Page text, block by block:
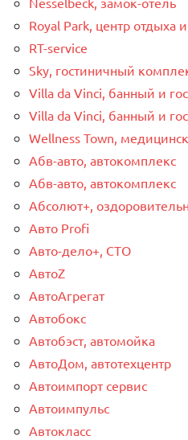
Royal Park, центр отдыха
RT-service
Sky, гостиничный
Villa da Vinci, банный и
Villa da Vinci, банный и
Wellness Town,
Абв-авто, автокомплекс
Абв-авто, автокомплекс
Абсолют+,
Авто Profi
Авто-дело+, СТО
АвтоZ
АвтоАгрегат
Автобокс
Автобэст, автомойка
АвтоДом, автотехцентр
Автоимпорт сервис
Автоимпульс
Автокласс